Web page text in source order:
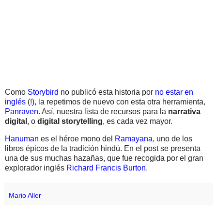
Como Storybird no publicó esta historia por no estar en
inglés (!), la repetimos de nuevo con esta otra herramienta,
Panraven. Así, nuestra lista de recursos para la narrativa
digital , o digital storytelling, es cada vez mayor.
Hanuman es el héroe mono del Ramayana, uno de los
libros épicos de la tradición hindú. En el post se presenta
una de sus muchas hazañas, que fue recogida por el gran
explorador inglés Richard Francis Burton.
Mario Aller